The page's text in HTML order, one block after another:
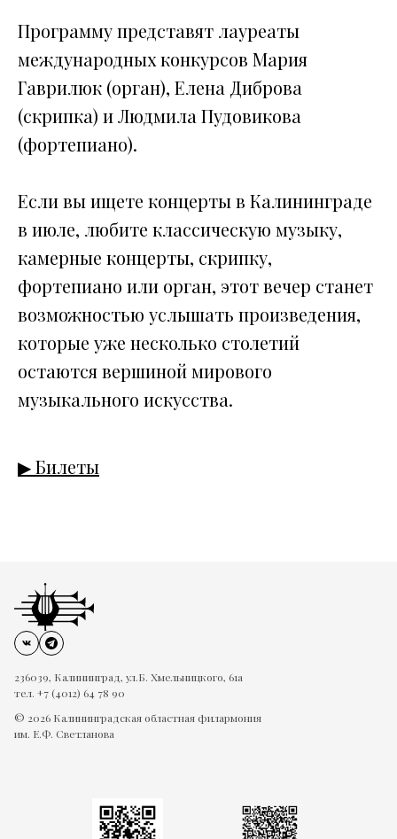
Программу представят лауреаты
международных конкурсов Мария
Гаврилюк (орган), Елена Диброва
(скрипка) и Людмила Пудовикова
(фортепиано).
Если вы ищете концерты в Калининграде
в июле, любите классическую музыку,
камерные концерты, скрипку,
фортепиано или орган, этот вечер станет
возможностью услышать произведения,
которые уже несколько столетий
остаются вершиной мирового
музыкального искусства.
▶ Билеты
236039, Калининград, ул.Б. Хмельницкого, 61а
тел. +7 (4012) 64 78 90
© 2026 Калининградская областная филармония
им. Е.Ф. Светланова